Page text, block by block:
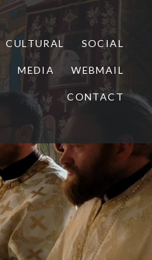
CULTURAL SOCIAL
MEDIA WEBMAIL
CONTACT